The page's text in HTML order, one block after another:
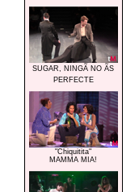
SUGAR, NINGÃ NO ÃS
PERFECTE
"Chiquitita"
MAMMA MIA!